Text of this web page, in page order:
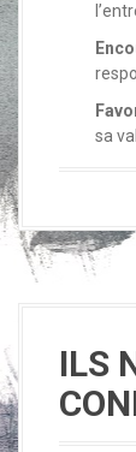
sa
ILS